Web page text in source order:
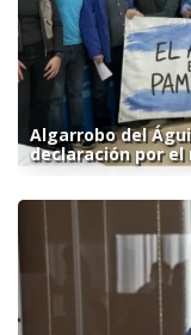
Algarrobo del
declaración por el